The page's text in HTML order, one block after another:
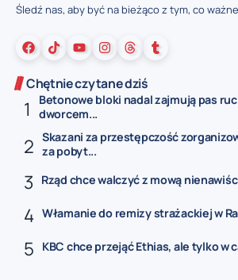
Śledź nas, aby być na bieżąco z tym, co
Chętnie czytane dziś
Betonowe bloki nadal zajmują pas
dworcem...
Skazani za przestępczość
za pobyt...
Rząd chce walczyć z mową
Włamanie do remizy strażackiej w
KBC chce przejąć Ethias, ale tylko w